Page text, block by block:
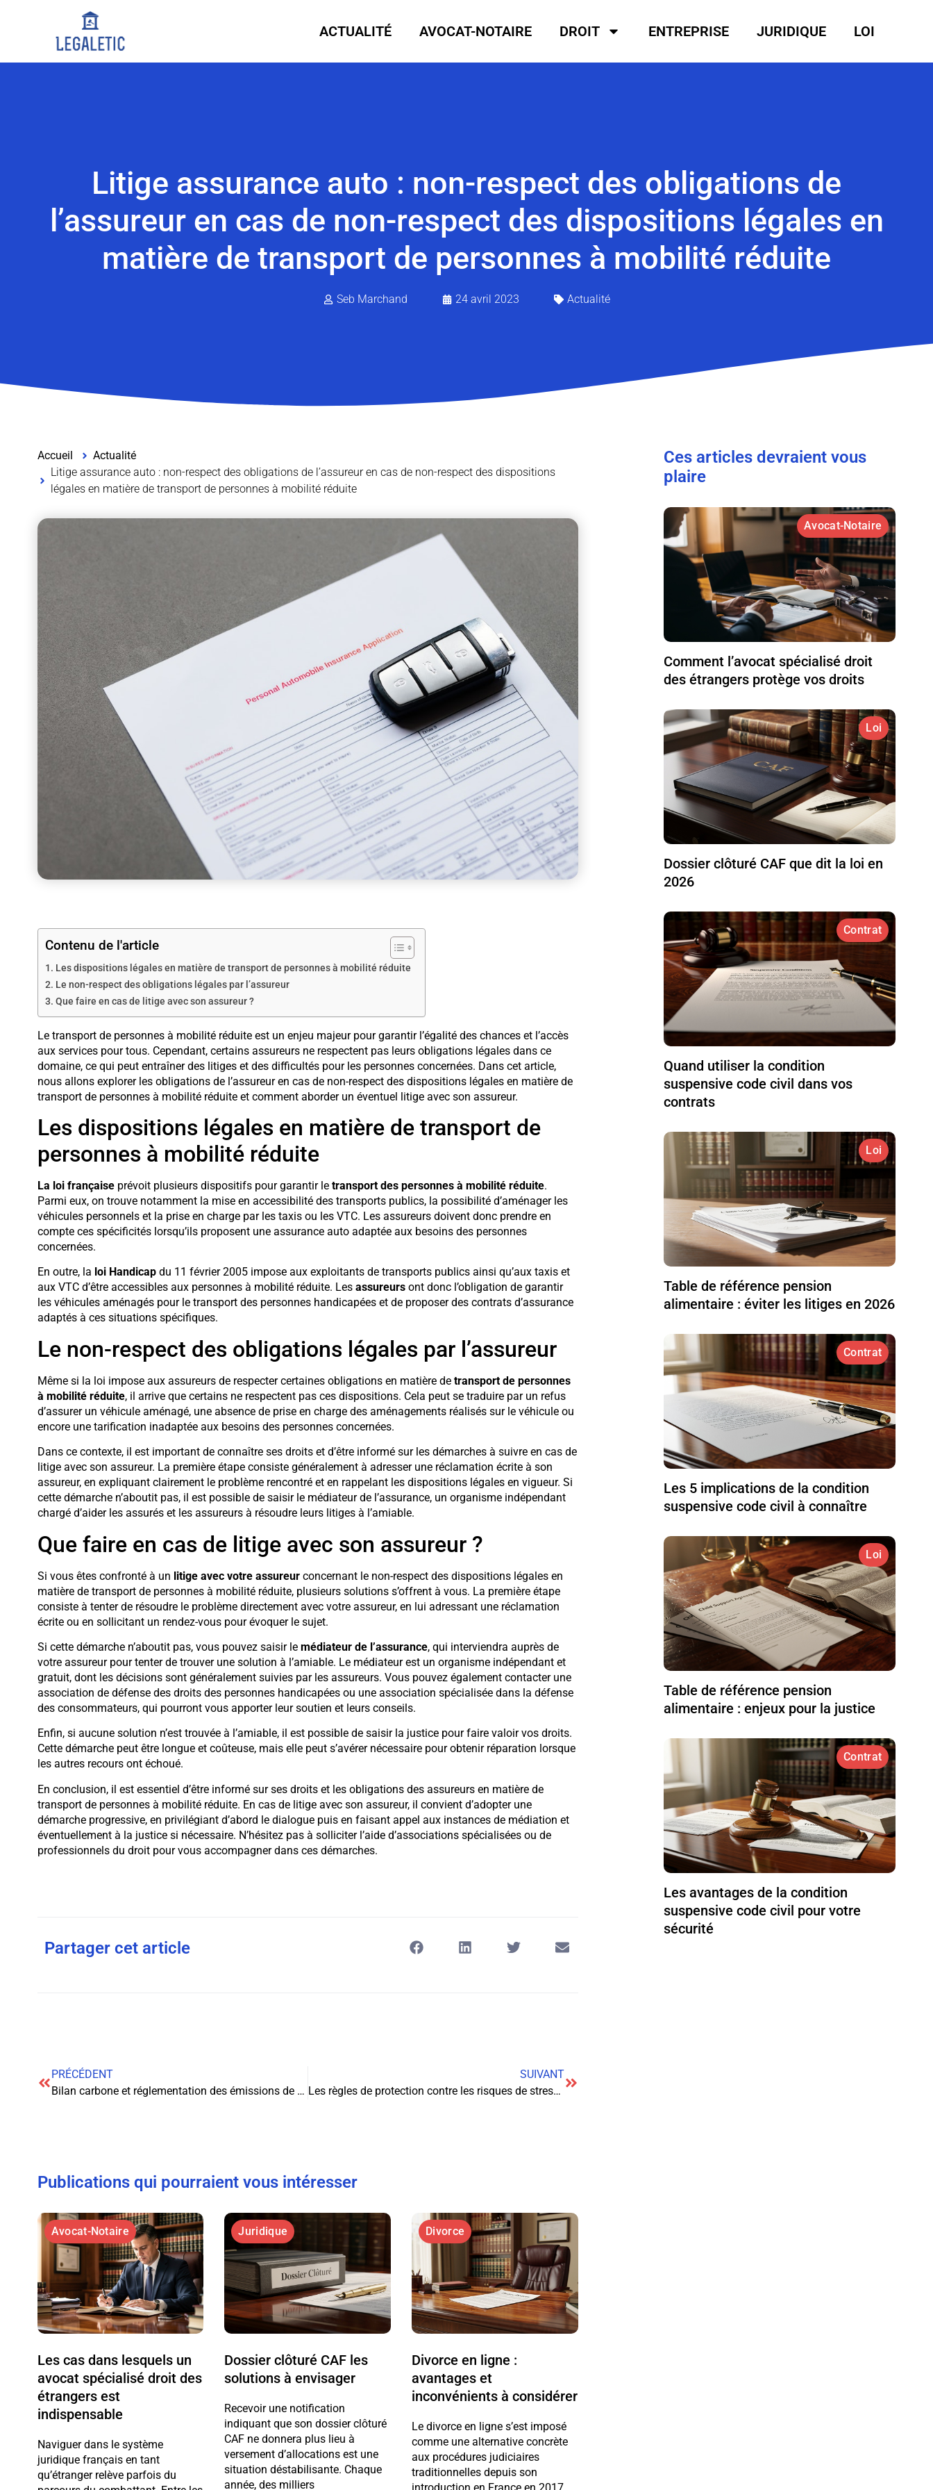
ACTUALITÉ AVOCAT-NOTAIRE DROIT ENTREPRISE JURIDIQUE LOI
Litige assurance auto : non-respect des obligations de
l’assureur en cas de non-respect des dispositions légales en
matière de transport de personnes à mobilité réduite
Seb Marchand 24 avril 2023 Actualité
Accueil
Actualité
Litige assurance auto : non-respect des obligations de l’assureur en cas de non-respect des dispositions
légales en matière de transport de personnes à mobilité réduite
Contenu de l'article
Les dispositions légales en matière de transport de personnes à mobilité réduite
Le non-respect des obligations légales par l’assureur
Que faire en cas de litige avec son assureur ?
Le transport de personnes à mobilité réduite est un enjeu majeur pour garantir l’égalité des chances et l’accès
aux services pour tous. Cependant, certains assureurs ne respectent pas leurs obligations légales dans ce
domaine, ce qui peut entraîner des litiges et des difficultés pour les personnes concernées. Dans cet article,
nous allons explorer les obligations de l’assureur en cas de non-respect des dispositions légales en matière de
transport de personnes à mobilité réduite et comment aborder un éventuel litige avec son assureur.
Les dispositions légales en matière de transport de
personnes à mobilité réduite
La loi françaiseprévoit plusieurs dispositifs pour garantir le transport des personnes à mobilité réduite.
Parmi eux, on trouve notamment la mise en accessibilité des transports publics, la possibilité d’aménager les
véhicules personnels et la prise en charge par les taxis ou les VTC. Les assureurs doivent donc prendre en
compte ces spécificités lorsqu’ils proposent une assurance auto adaptée aux besoins des personnes
concernées.
En outre, la loi Handicapdu 11 février 2005 impose aux exploitants de transports publics ainsi qu’aux taxis et
aux VTC d’être accessibles aux personnes à mobilité réduite. Les assureursont donc l’obligation de garantir
les véhicules aménagés pour le transport des personnes handicapées et de proposer des contrats d’assurance
adaptés à ces situations spécifiques.
Le non-respect des obligations légales par l’assureur
Même si la loi impose aux assureurs de respecter certaines obligations en matière de transport de personnes
à mobilité réduite, il arrive que certains ne respectent pas ces dispositions. Cela peut se traduire par un refus
d’assurer un véhicule aménagé, une absence de prise en charge des aménagements réalisés sur le véhicule ou
encore une tarification inadaptée aux besoins des personnes concernées.
Dans ce contexte, il est important de connaître ses droits et d’être informé sur les démarches à suivre en cas de
litige avec son assureur. La première étape consiste généralement à adresser une réclamation écrite à son
assureur, en expliquant clairement le problème rencontré et en rappelant les dispositions légales en vigueur. Si
cette démarche n’aboutit pas, il est possible de saisir le médiateur de l’assurance, un organisme indépendant
chargé d’aider les assurés et les assureurs à résoudre leurs litiges à l’amiable.
Que faire en cas de litige avec son assureur ?
Si vous êtes confronté à un litige avec votre assureurconcernant le non-respect des dispositions légales en
matière de transport de personnes à mobilité réduite, plusieurs solutions s’offrent à vous. La première étape
consiste à tenter de résoudre le problème directement avec votre assureur, en lui adressant une réclamation
écrite ou en sollicitant un rendez-vous pour évoquer le sujet.
Si cette démarche n’aboutit pas, vous pouvez saisir le médiateur de l’assurance, qui interviendra auprès de
votre assureur pour tenter de trouver une solution à l’amiable. Le médiateur est un organisme indépendant et
gratuit, dont les décisions sont généralement suivies par les assureurs. Vous pouvez également contacter une
association de défense des droits des personnes handicapées ou une association spécialisée dans la défense
des consommateurs, qui pourront vous apporter leur soutien et leurs conseils.
Enfin, si aucune solution n’est trouvée à l’amiable, il est possible de saisir la justice pour faire valoir vos droits.
Cette démarche peut être longue et coûteuse, mais elle peut s’avérer nécessaire pour obtenir réparation lorsque
les autres recours ont échoué.
En conclusion, il est essentiel d’être informé sur ses droits et les obligations des assureurs en matière de
transport de personnes à mobilité réduite. En cas de litige avec son assureur, il convient d’adopter une
démarche progressive, en privilégiant d’abord le dialogue puis en faisant appel aux instances de médiation et
éventuellement à la justice si nécessaire. N’hésitez pas à solliciter l’aide d’associations spécialisées ou de
professionnels du droit pour vous accompagner dans ces démarches.
Partager cet article
PRÉCÉDENT
Bilan carbone et réglementation des émissions de gaz à effet de serre indirectes : enjeux pour les entreprises
SUIVANT
Les règles de protection contre les risques de stress en portage salarial
Publications qui pourraient vous intéresser
Avocat-Notaire
Les cas dans lesquels un
avocat spécialisé droit des
étrangers est
indispensable
Naviguer dans le système
juridique français en tant
qu’étranger relève parfois du
Juridique
Dossier clôturé CAF les
solutions à envisager
Recevoir une notification
indiquant que son dossier clôturé
CAF ne donnera plus lieu à
versement d’allocations est une
situation déstabilisante. Chaque
année, des milliers
Divorce
Divorce en ligne :
avantages et
inconvénients à considérer
Le divorce en ligne s’est imposé
comme une alternative concrète
aux procédures judiciaires
traditionnelles depuis son
Ces articles devraient vous
plaire
Avocat-Notaire
Comment l’avocat spécialisé droit
des étrangers protège vos droits
Loi
Dossier clôturé CAF que dit la loi en
2026
Contrat
Quand utiliser la condition
suspensive code civil dans vos
contrats
Loi
Table de référence pension
alimentaire : éviter les litiges en 2026
Contrat
Les 5 implications de la condition
suspensive code civil à connaître
Loi
Table de référence pension
alimentaire : enjeux pour la justice
Contrat
Les avantages de la condition
suspensive code civil pour votre
sécurité